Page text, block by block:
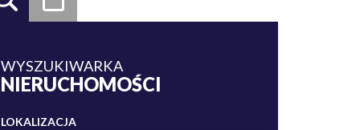
WYSZUKIWARKA
NIERUCHOMOŚCI
LOKALIZACJA